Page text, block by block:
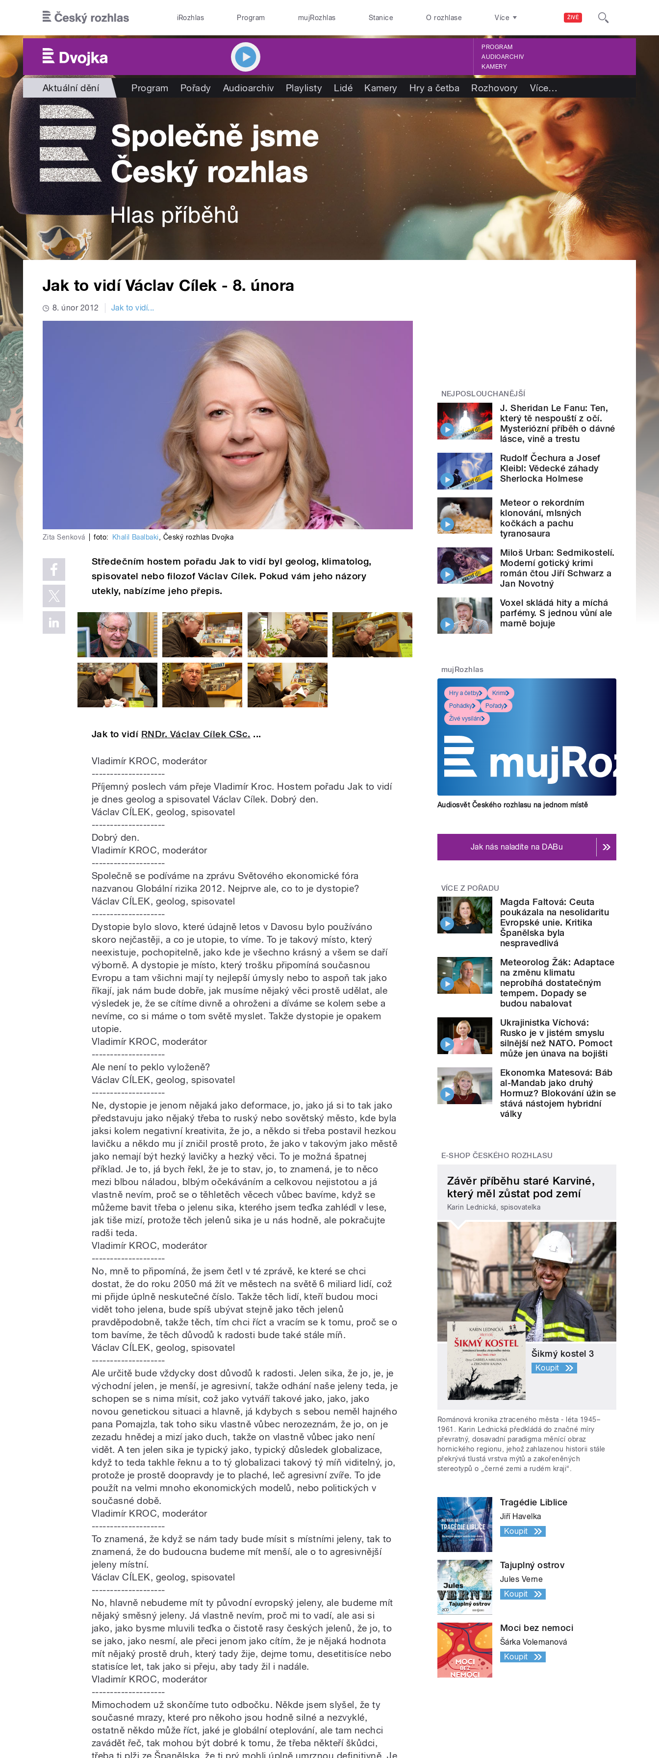
ŽIVĚ
iRozhlas Program mujRozhlas Stanice O rozhlase Více
PROGRAM
AUDIOARCHIV
KAMERY
Aktuální dění Program Pořady Audioarchiv Playlisty Lidé Kamery Hry a četba Rozhovory Více…
Jak to vidí Václav Cílek - 8. února
8. únor 2012 Jak to vidí...
Zita Senková foto: Khalil Baalbaki, Český rozhlas Dvojka
Středečním hostem pořadu Jak to vidí byl geolog, klimatolog,
spisovatel nebo filozof Václav Cílek. Pokud vám jeho názory
utekly, nabízíme jeho přepis.
Jak to vidí RNDr. Václav Cílek CSc. ...
Vladimír KROC, moderátor
--------------------
Příjemný poslech vám přeje Vladimír Kroc. Hostem pořadu Jak to vidí
je dnes geolog a spisovatel Václav Cílek. Dobrý den.
Václav CÍLEK, geolog, spisovatel
--------------------
Dobrý den.
Vladimír KROC, moderátor
--------------------
Společně se podíváme na zprávu Světového ekonomické fóra
nazvanou Globální rizika 2012. Nejprve ale, co to je dystopie?
Václav CÍLEK, geolog, spisovatel
--------------------
Dystopie bylo slovo, které údajně letos v Davosu bylo používáno
skoro nejčastěji, a co je utopie, to víme. To je takový místo, který
neexistuje, pochopitelně, jako kde je všechno krásný a všem se daří
výborně. A dystopie je místo, který trošku připomíná současnou
Evropu a tam všichni mají ty nejlepší úmysly nebo to aspoň tak jako
říkají, jak nám bude dobře, jak musíme nějaký věci prostě udělat, ale
výsledek je, že se cítíme divně a ohroženi a díváme se kolem sebe a
nevíme, co si máme o tom světě myslet. Takže dystopie je opakem
utopie.
Vladimír KROC, moderátor
--------------------
Ale není to peklo vyloženě?
Václav CÍLEK, geolog, spisovatel
--------------------
Ne, dystopie je jenom nějaká jako deformace, jo, jako já si to tak jako
představuju jako nějaký třeba to ruský nebo sovětský město, kde byla
jaksi kolem negativní kreativita, že jo, a někdo si třeba postavil hezkou
lavičku a někdo mu jí zničil prostě proto, že jako v takovým jako městě
jako nemají být hezký lavičky a hezký věci. To je možná špatnej
příklad. Je to, já bych řekl, že je to stav, jo, to znamená, je to něco
mezi blbou náladou, blbým očekáváním a celkovou nejistotou a já
vlastně nevím, proč se o těhletěch věcech vůbec bavíme, když se
můžeme bavit třeba o jelenu sika, kterého jsem teďka zahlédl v lese,
jak tiše mizí, protože těch jelenů sika je u nás hodně, ale pokračujte
radši teda.
Vladimír KROC, moderátor
--------------------
No, mně to připomíná, že jsem četl v té zprávě, ke které se chci
dostat, že do roku 2050 má žít ve městech na světě 6 miliard lidí, což
mi přijde úplně neskutečné číslo. Takže těch lidí, kteří budou moci
vidět toho jelena, bude spíš ubývat stejně jako těch jelenů
pravděpodobně, takže těch, tím chci říct a vracím se k tomu, proč se o
tom bavíme, že těch důvodů k radosti bude také stále míň.
Václav CÍLEK, geolog, spisovatel
--------------------
Ale určitě bude vždycky dost důvodů k radosti. Jelen sika, že jo, je, je
východní jelen, je menší, je agresivní, takže odhání naše jeleny teda, je
schopen se s nima mísit, což jako vytváří takové jako, jako, jako
novou genetickou situaci a hlavně, já kdybych s sebou neměl hajného
pana Pomajzla, tak toho siku vlastně vůbec nerozeznám, že jo, on je
zezadu hnědej a mizí jako duch, takže on vlastně vůbec jako není
vidět. A ten jelen sika je typický jako, typický důsledek globalizace,
když to teda takhle řeknu a to tý globalizaci takový tý míň viditelný, jo,
protože je prostě doopravdy je to plaché, leč agresivní zvíře. To jde
použít na velmi mnoho ekonomických modelů, nebo politických v
současné době.
Vladimír KROC, moderátor
--------------------
To znamená, že když se nám tady bude mísit s místními jeleny, tak to
znamená, že do budoucna budeme mít menší, ale o to agresivnější
jeleny místní.
Václav CÍLEK, geolog, spisovatel
--------------------
No, hlavně nebudeme mít ty původní evropský jeleny, ale budeme mít
nějaký směsný jeleny. Já vlastně nevím, proč mi to vadí, ale asi si
jako, jako bysme mluvili teďka o čistotě rasy českých jelenů, že jo, to
se jako, jako nesmí, ale přeci jenom jako cítím, že je nějaká hodnota
mít nějaký prostě druh, který tady žije, dejme tomu, desetitisíce nebo
statisíce let, tak jako si přeju, aby tady žil i nadále.
Vladimír KROC, moderátor
--------------------
Mimochodem už skončíme tuto odbočku. Někde jsem slyšel, že ty
současné mrazy, které pro někoho jsou hodně silné a nezvyklé,
ostatně někdo může říct, jaké je globální oteplování, ale tam nechci
zavádět řeč, tak mohou být dobré k tomu, že třeba někteří škůdci,
třeba ti plži ze Španělska, že ti prý mohli úplně umrznou definitivně. Je
NEJPOSLOUCHANĚJŠÍ
J. Sheridan Le Fanu: Ten,
který tě nespouští z očí.
Mysteriózní příběh o dávné
lásce, vině a trestu
Rudolf Čechura a Josef
Kleibl: Vědecké záhady
Sherlocka Holmese
Meteor o rekordním
klonování, mlsných
kočkách a pachu
tyranosaura
Miloš Urban: Sedmikostelí.
Moderní gotický krimi
román čtou Jiří Schwarz a
Jan Novotný
Voxel skládá hity a míchá
parfémy. S jednou vůní ale
marně bojuje
mujRozhlas
Hry a četby
Krimi
Pohádky
Pořady
Živé vysílání
Audiosvět Českého rozhlasu na jednom místě
Jak nás naladíte na DABu
VÍCE Z POŘADU
Magda Faltová: Ceuta
poukázala na nesolidaritu
Evropské unie. Kritika
Španělska byla
nespravedlivá
Meteorolog Žák: Adaptace
na změnu klimatu
neprobíhá dostatečným
tempem. Dopady se
budou nabalovat
Ukrajinistka Víchová:
Rusko je v jistém smyslu
silnější než NATO. Pomoct
může jen únava na bojišti
Ekonomka Matesová: Báb
al-Mandab jako druhý
Hormuz? Blokování úžin se
stává nástojem hybridní
války
E-SHOP ČESKÉHO ROZHLASU
Závěr příběhu staré Karviné,
který měl zůstat pod zemí
Karin Lednická, spisovatelka
Šikmý kostel 3
Koupit
Románová kronika ztraceného města - léta 1945–
1961. Karin Lednická předkládá do značné míry
převratný, dosavadní paradigma měnící obraz
hornického regionu, jehož zahlazenou historii stále
překrývá tlustá vrstva mýtů a zakořeněných
stereotypů o „černé zemi a rudém kraji“.
Tragédie Liblice
Jiří Havelka
Koupit
Tajuplný ostrov
Jules Verne
Koupit
Moci bez nemoci
Šárka Volemanová
Koupit